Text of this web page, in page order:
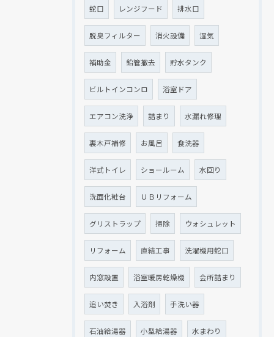
蛇口 レンジフード 排水口
脱臭フィルター 消火設備 湿気
補助金 鉛管撤去 貯水タンク
ビルトインコンロ 浴室ドア
エアコン洗浄 詰まり 水漏れ修理
裏木戸補修 お風呂 食洗器
洋式トイレ ショールーム 水回り
洗面化粧台 ＵＢリフォーム
グリストラップ 掃除 ウォシュレット
リフォーム 直結工事 洗濯機用蛇口
内窓設置 浴室暖房乾燥機 会所詰まり
追い焚き 入浴剤 手洗い器
石油給湯器 小型給湯器 水まわり
現在、新聞に入っている折込チラシです。
現在、新聞に入っている折込チラシです。